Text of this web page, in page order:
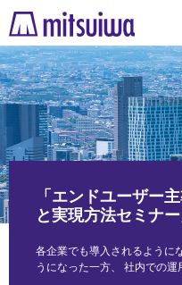
「エンドユーザー
と実現方法セミナー
各企業でも導入されるように
うになった一方、 社内での